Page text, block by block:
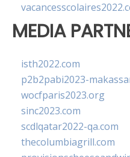
MEDIA
isth2022.com
p2b2pabi2023-
wocfparis2023.org
sinc2023.com
scdlqatar2022-qa.com
thecolumbiagrill.com